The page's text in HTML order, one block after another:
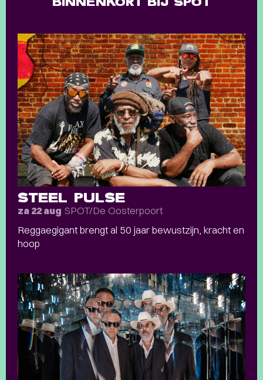
STEEL PULSE
za 22 aug SPOT/De Oosterpoort
Reggaegigant brengt al 50 jaar bewustzijn, kracht en
hoop